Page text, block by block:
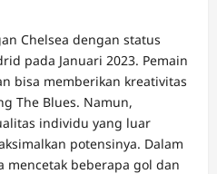
Chelsea dengan status
pada Januari 2023. Pemain
bisa memberikan kreativitas
The Blues. Namun,
individu yang luar
potensinya. Dalam
mencetak beberapa gol dan